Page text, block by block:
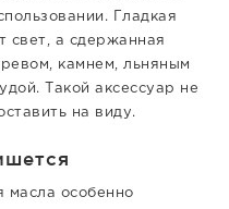
Гладкая
свет, а сдержанная
камнем, льняным
Такой аксессуар не
на виду.
масла особенно